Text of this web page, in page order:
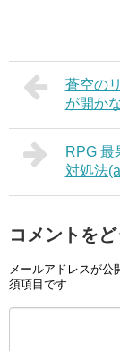
蒼空の
が開か
RPG 最
対処法
コメントを
メールアドレスが公
須項目です